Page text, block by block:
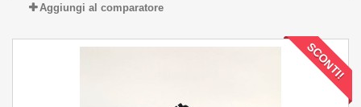
Aggiungi al comparatore
SCONTI!